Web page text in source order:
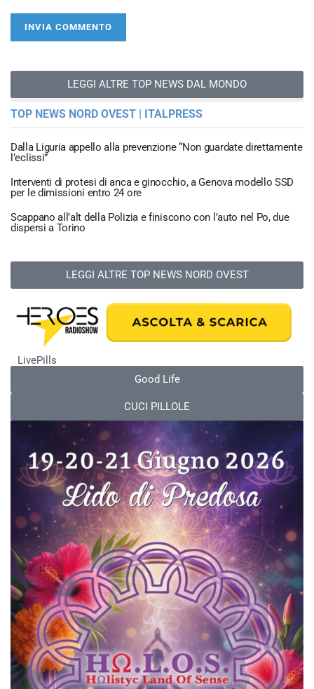
LEGGI ALTRE TOP NEWS DAL MONDO
TOP NEWS NORD OVEST | ITALPRESS
Dalla Liguria appello alla prevenzione “Non guardate direttamente
l’eclissi”
Interventi di protesi di anca e ginocchio, a Genova modello SSD
per le dimissioni entro 24 ore
Scappano all’alt della Polizia e finiscono con l’auto nel Po, due
dispersi a Torino
LEGGI ALTRE TOP NEWS NORD OVEST
LivePills
Good Life
CUCI PILLOLE